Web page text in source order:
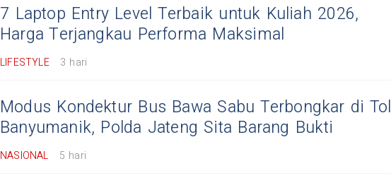
7 Laptop Entry Level Terbaik untuk Kuliah 2026,
Harga Terjangkau Performa Maksimal
LIFESTYLE 3 hari
Modus Kondektur Bus Bawa Sabu Terbongkar di Tol
Banyumanik, Polda Jateng Sita Barang Bukti
NASIONAL 5 hari